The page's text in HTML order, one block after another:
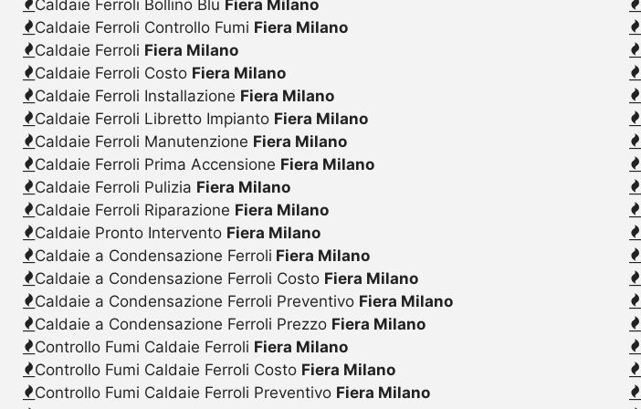
Caldaie Ferroli Bollino Blu Fiera Milano
Caldaie Ferroli Controllo Fumi Fiera Milano
Caldaie Ferroli Fiera Milano
Caldaie Ferroli Costo Fiera Milano
Caldaie Ferroli Installazione Fiera Milano
Caldaie Ferroli Libretto Impianto Fiera Milano
Caldaie Ferroli Manutenzione Fiera Milano
Caldaie Ferroli Prima Accensione Fiera Milano
Caldaie Ferroli Pulizia Fiera Milano
Caldaie Ferroli Riparazione Fiera Milano
Caldaie Pronto Intervento Fiera Milano
Caldaie a Condensazione Ferroli Fiera Milano
Caldaie a Condensazione Ferroli Costo Fiera Milano
Caldaie a Condensazione Ferroli Preventivo Fiera Milano
Caldaie a Condensazione Ferroli Prezzo Fiera Milano
Controllo Fumi Caldaie Ferroli Fiera Milano
Controllo Fumi Caldaie Ferroli Costo Fiera Milano
Controllo Fumi Caldaie Ferroli Preventivo Fiera Milano